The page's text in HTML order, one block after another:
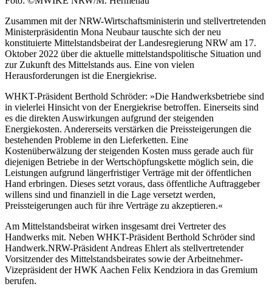
Zusammen mit der NRW-Wirtschaftsministerin und stellvertretenden
Ministerpräsidentin Mona Neubaur tauschte sich der neu
konstituierte Mittelstandsbeirat der Landesregierung NRW am 17.
Oktober 2022 über die aktuelle mittelstandspolitische Situation und
zur Zukunft des Mittelstands aus. Eine von vielen
Herausforderungen ist die Energiekrise.
WHKT-Präsident Berthold Schröder: »Die Handwerksbetriebe sind
in vielerlei Hinsicht von der Energiekrise betroffen. Einerseits sind
es die direkten Auswirkungen aufgrund der steigenden
Energiekosten. Andererseits verstärken die Preissteigerungen die
bestehenden Probleme in den Lieferketten. Eine
Kostenüberwälzung der steigenden Kosten muss gerade auch für
diejenigen Betriebe in der Wertschöpfungskette möglich sein, die
Leistungen aufgrund längerfristiger Verträge mit der öffentlichen
Hand erbringen. Dieses setzt voraus, dass öffentliche Auftraggeber
willens sind und finanziell in die Lage versetzt werden,
Preissteigerungen auch für ihre Verträge zu akzeptieren.«
Am Mittelstandsbeirat wirken insgesamt drei Vertreter des
Handwerks mit. Neben WHKT-Präsident Berthold Schröder sind
Handwerk.NRW-Präsident Andreas Ehlert als stellvertretender
Vorsitzender des Mittelstandsbeirates sowie der Arbeitnehmer-
Vizepräsident der HWK Aachen Felix Kendziora in das Gremium
berufen.